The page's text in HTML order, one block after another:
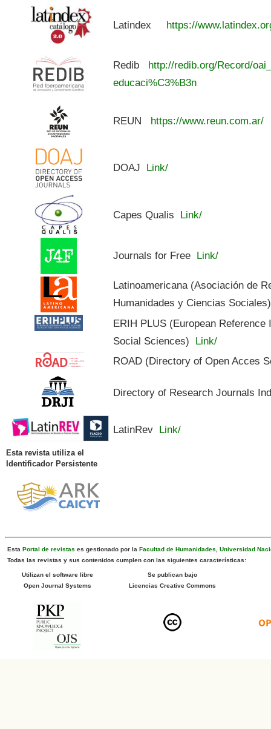
Latindex https://
Redib
http://redib.org/Record/
educaci%C3%B3n
REUN https://www.reun.com.ar/
DOAJ Link/
Capes Qualis Link/
Journals for Free Link/
Latinoamericana (Asociación de
Humanidades y Ciencias Sociales)
ERIH PLUS (European
Social Sciences) Link/
ROAD (Directory of Open Acces
Directory of Research Journals
LatinRev Link/
Esta revista utiliza el
Identificador Persistente
Esta Portal de revistas es gestionado por la Facultad de Humanidades
Universidad
Todas las revistas y sus contenidos cumplen con las siguientes características:
Utilizan el software libre
Open Journal Systems
Se publican bajo
Licencias Creative Commons